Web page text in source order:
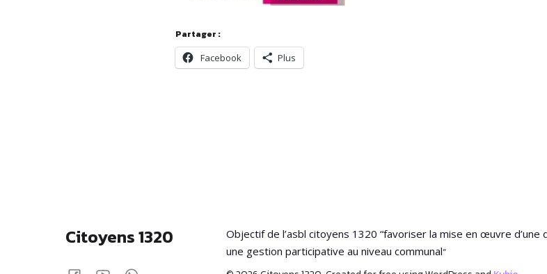
Partager :
Facebook
Plus
Citoyens 1320
Objectif de l’asbl citoyens 1320 “favoriser la mise en œuvre
une gestion participative au niveau communal“